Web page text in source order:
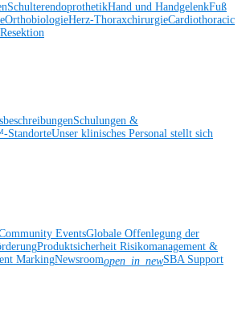
SchulterendoprothetikHand und HandgelenkFuß
OrthobiologieHerz-ThoraxchirurgieCardiothoracic
Schulungen &
StandorteUnser klinisches Personal stellt sich
EventsGlobale Offenlegung der
Produktsicherheit Risikomanagement &
MarkingNewsroomopen_in_newSBA Support